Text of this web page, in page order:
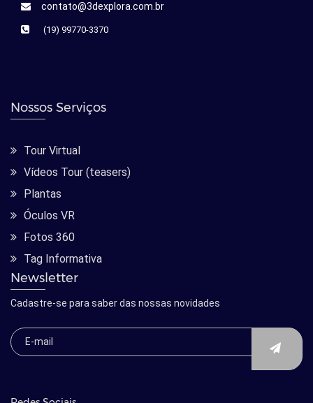
contato@3dexplora.com.br
(19) 99770-3370
Nossos Serviços
Tour Virtual
Vídeos Tour (teasers)
Plantas
Óculos VR
Fotos 360
Tag Informativa
Newsletter
Cadastre-se para saber das nossas novidades